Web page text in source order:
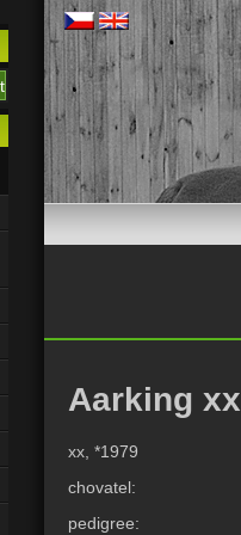
Aarking xx
xx, *1979
chovatel:
pedigree: